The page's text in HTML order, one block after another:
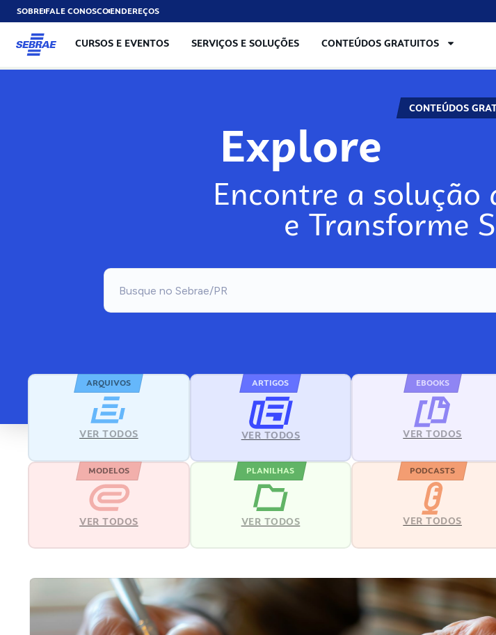
SOBREFALE CONOSCOENDEREÇOS
CURSOS E EVENTOS SERVIÇOS E SOLUÇÕES CONTEÚDOS GRATUITOS
CONTEÚDOS
Explore
Encontre a solução
e Transforme
ARQUIVOS
VER TODOS
ARTIGOS
VER TODOS
EBOOKS
VER TODOS
MODELOS
VER TODOS
PLANILHAS
VER TODOS
PODCASTS
VER TODOS